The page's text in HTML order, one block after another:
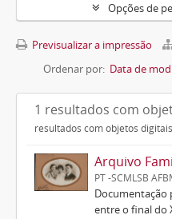
Opções de
Previsualizar a impressão
Ordenar por: Data de
1 resultados com
resultados com objetos digitais
Arquivo
PT -SCMLSB
Documentação
entre o final do